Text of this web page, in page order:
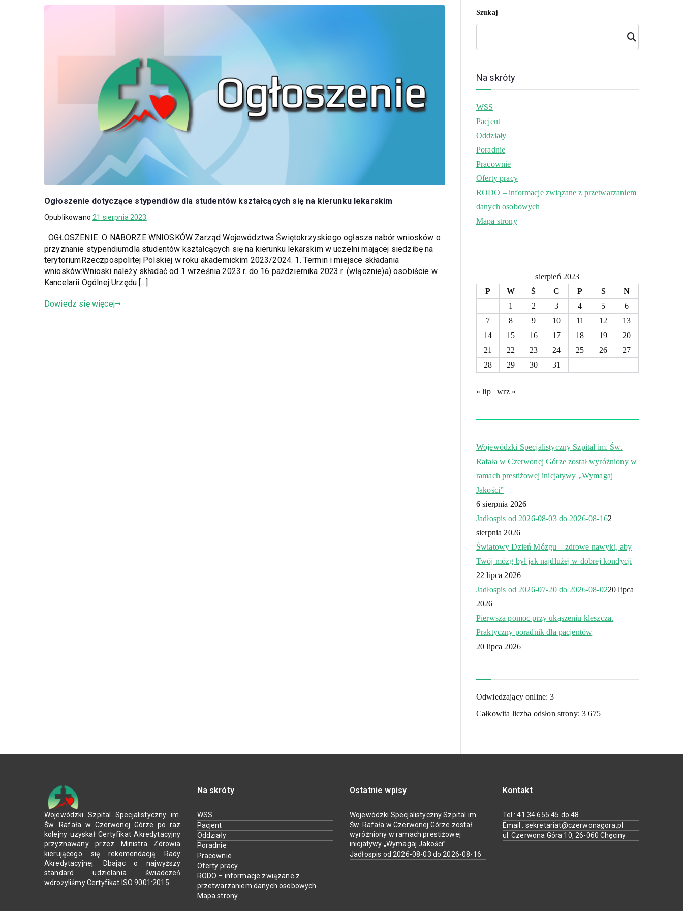
Ogłoszenie dotyczące stypendiów dla studentów kształcących się na kierunku lekarskim
Opublikowano21 sierpnia 2023
OGŁOSZENIE O NABORZE WNIOSKÓW Zarząd Województwa Świętokrzyskiego ogłasza nabór wniosków o
przyznanie stypendiumdla studentów kształcących się na kierunku lekarskim w uczelni mającej siedzibę na
terytoriumRzeczpospolitej Polskiej w roku akademickim 2023/2024. 1. Termin i miejsce składania
wniosków:Wnioski należy składać od 1 września 2023 r. do 16 października 2023 r. (włącznie)a) osobiście w
Kancelarii Ogólnej Urzędu […]
Dowiedz się więcej
Szukaj
Szuk
aj
Na skróty
WSS
Pacjent
Oddziały
Poradnie
Pracownie
Oferty pracy
RODO – informacje związane z przetwarzaniem
danych osobowych
Mapa strony
sierpień 2023
P
W Ś C P S
N
1
2 3 4 5
6
7
8 9 10 11 12
13
14
15 16 17 18 19
20
21
22 23 24 25 26
27
28
29 30 31
« lip wrz »
Wojewódzki Specjalistyczny Szpital im. Św.
Rafała w Czerwonej Górze został wyróżniony w
ramach prestiżowej inicjatywy „Wymagaj
Jakości”
6 sierpnia 2026
Jadłospis od 2026-08-03 do 2026-08-162
sierpnia 2026
Światowy Dzień Mózgu – zdrowe nawyki, aby
Twój mózg był jak najdłużej w dobrej kondycji
22 lipca 2026
Jadłospis od 2026-07-20 do 2026-08-0220 lipca
2026
Pierwsza pomoc przy ukąszeniu kleszcza.
Praktyczny poradnik dla pacjentów
20 lipca 2026
Odwiedzający online:3
Całkowita liczba odsłon strony:3 675
Wojewódzki Szpital Specjalistyczny im.
Św. Rafała w Czerwonej Górze po raz
kolejny uzyskał Certyfikat Akredytacyjny
przyznawany przez Ministra Zdrowia
kierującego się rekomendacją Rady
Akredytacyjnej. Dbając o najwyższy
standard udzielania świadczeń
wdrożyliśmy Certyfikat ISO 9001:2015
Na skróty
WSS
Pacjent
Oddziały
Poradnie
Pracownie
Oferty pracy
RODO – informacje związane z
przetwarzaniem danych osobowych
Mapa strony
Ostatnie wpisy
Wojewódzki Specjalistyczny Szpital im.
Św. Rafała w Czerwonej Górze został
wyróżniony w ramach prestiżowej
inicjatywy „Wymagaj Jakości”
Jadłospis od 2026-08-03 do 2026-08-16
Kontakt
Tel.: 41 34 655 45 do 48
Email : sekretariat@czerwonagora.pl
ul. Czerwona Góra 10, 26-060 Chęciny